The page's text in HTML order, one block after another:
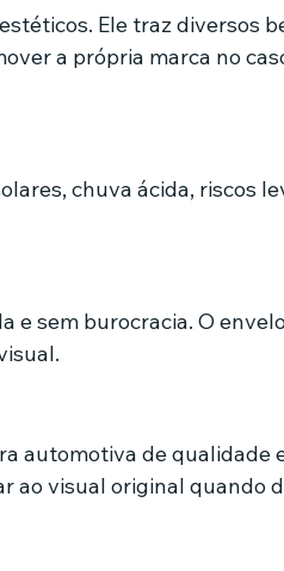
Ele traz diversos
a própria marca no
chuva ácida, riscos
e sem burocracia. O
automotiva de qualidade
ao visual original quando